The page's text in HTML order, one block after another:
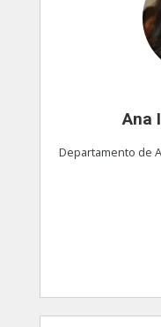
Ana
Departamento de